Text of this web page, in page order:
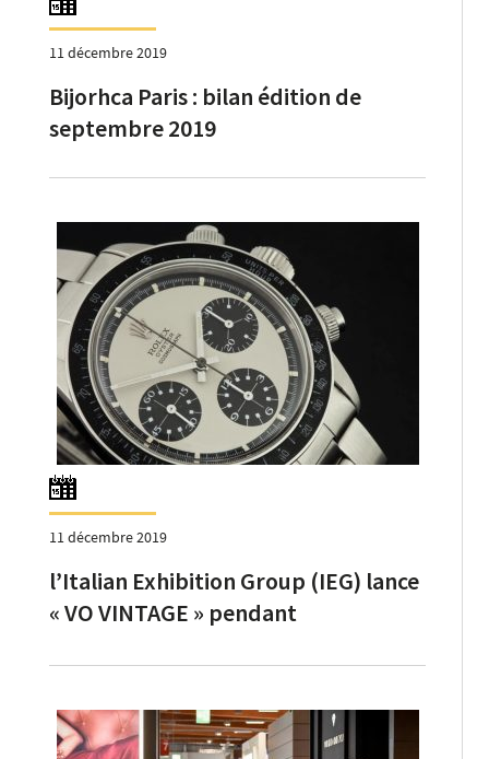
11 décembre 2019
Bijorhca Paris : bilan édition de
septembre 2019
11 décembre 2019
l’Italian Exhibition Group (IEG) lance
« VO VINTAGE » pendant